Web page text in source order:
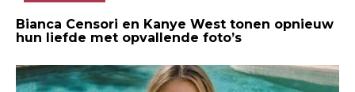
Bianca Censori en Kanye West tonen opnieuw
hun liefde met opvallende foto’s